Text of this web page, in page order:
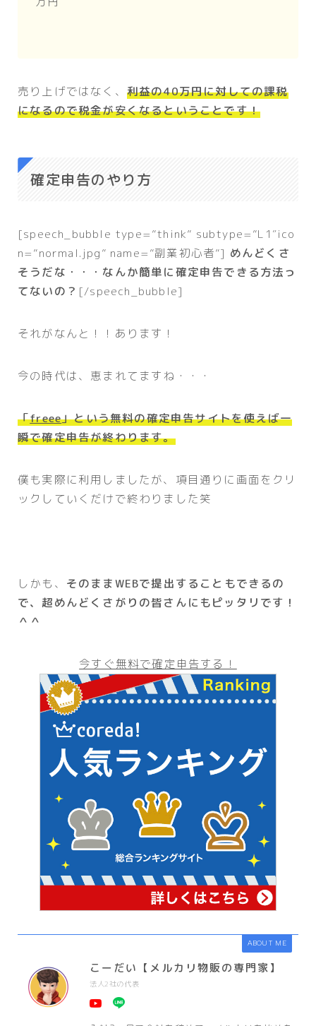
売り上げではなく、 利益の40万円に対しての課税
になるので税金が安くなるということです！
確定申告のやり方
[speech_bubble type=”think” subtype=”L1″ico
n=”normal.jpg” name=”副業初心者”] めんどくさ
そうだな・・・なんか簡単に確定申告できる方法っ
てないの？ [/speech_bubble]
それがなんと！！あります！
今の時代は、恵まれてますね・・・
「freee」という無料の確定申告サイトを使えば一
瞬で確定申告が終わります。
僕も実際に利用しましたが、項目通りに画面をクリ
ックしていくだけで終わりました笑
しかも、 そのままWEBで提出することもできるの
で、超めんどくさがりの皆さんにもピッタリです！
＾＾
今すぐ無料で確定申告する！
ABOUT ME
こーだい【メルカリ物販の専門家】
法人2社の代表